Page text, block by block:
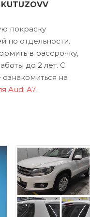
покраску
по отдельности.
в рассрочку,
до 2 лет. С
на
Audi A7.